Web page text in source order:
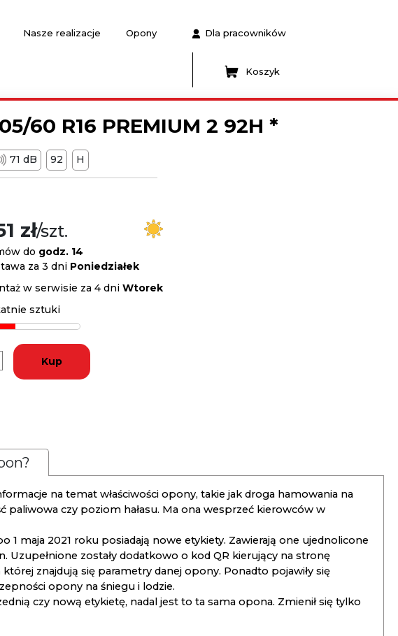
Nasze realizacje Opony Dla pracowników
Koszyk
60 R16 PREMIUM 2 92H *
71 dB 92 H
zł/szt.
do godz. 14
za 3 dni Poniedziałek
w serwisie za 4 dni Wtorek
sztuki
Kup
na temat właściwości opony, takie jak droga hamowania na
paliwowa czy poziom hałasu. Ma ona wesprzeć kierowców w
maja 2021 roku posiadają nowe etykiety. Zawierają one ujednolicone
Uzupełnione zostały dodatkowo o kod QR kierujący na stronę
znajdują się parametry danej opony. Ponadto pojawiły się
opony na śniegu i lodzie.
czy nową etykietę, nadal jest to ta sama opona. Zmienił się tylko